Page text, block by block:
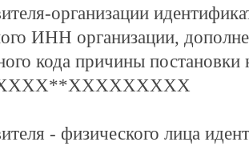
организации
ИНН организации,
кода причины
- физического лица